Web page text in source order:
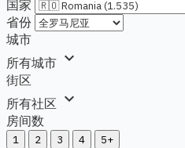
国家
省份
城市
所有城市 expand_more
街区
所有社区 expand_more
房间数
1 2 3 4 5+